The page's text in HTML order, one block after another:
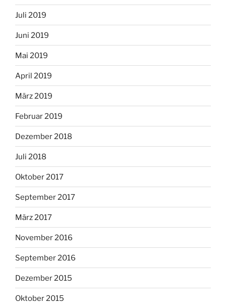
Juli 2019
Juni 2019
Mai 2019
April 2019
März 2019
Februar 2019
Dezember 2018
Juli 2018
Oktober 2017
September 2017
März 2017
November 2016
September 2016
Dezember 2015
Oktober 2015